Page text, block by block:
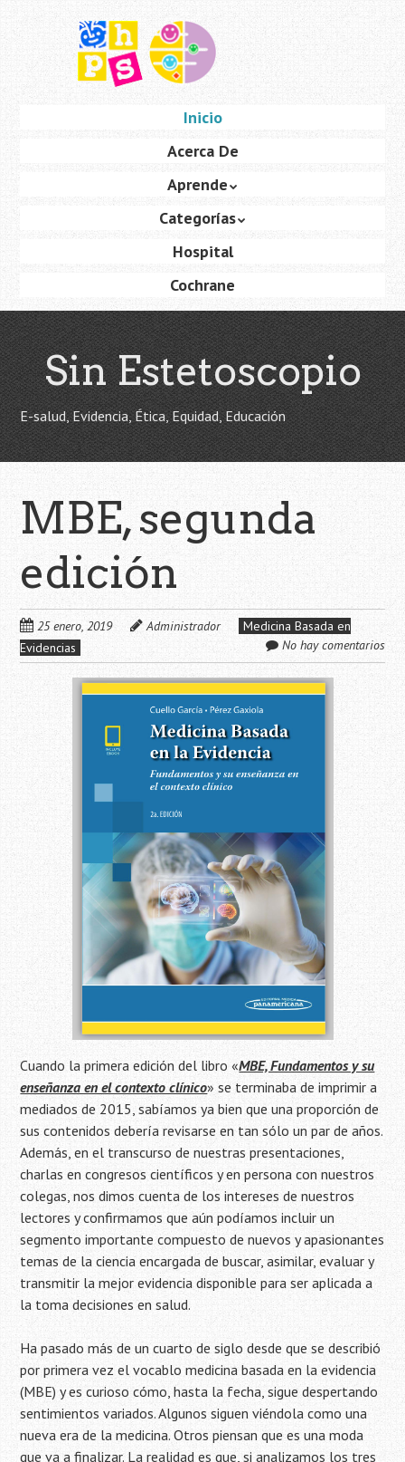
principal
Inicio
Acerca De
Aprende
Categorías
Hospital
Cochrane
Sin Estetoscopio
E-salud, Evidencia, Ética, Equidad, Educación
MBE, segunda
edición
25 enero, 2019 Administrador
Medicina Basada en
Evidencias
No hay comentarios
Cuando la primera edición del libro «MBE, Fundamentos y su
enseñanza en el contexto clínico» se terminaba de imprimir a
mediados de 2015, sabíamos ya bien que una proporción de
sus contenidos debería revisarse en tan sólo un par de años.
Además, en el transcurso de nuestras presentaciones,
charlas en congresos científicos y en persona con nuestros
colegas, nos dimos cuenta de los intereses de nuestros
lectores y confirmamos que aún podíamos incluir un
segmento importante compuesto de nuevos y apasionantes
temas de la ciencia encargada de buscar, asimilar, evaluar y
transmitir la mejor evidencia disponible para ser aplicada a
la toma decisiones en salud.
Ha pasado más de un cuarto de siglo desde que se describió
por primera vez el vocablo medicina basada en la evidencia
(MBE) y es curioso cómo, hasta la fecha, sigue despertando
sentimientos variados. Algunos siguen viéndola como una
nueva era de la medicina. Otros piensan que es una moda
que va a finalizar. La realidad es que, si analizamos los tres